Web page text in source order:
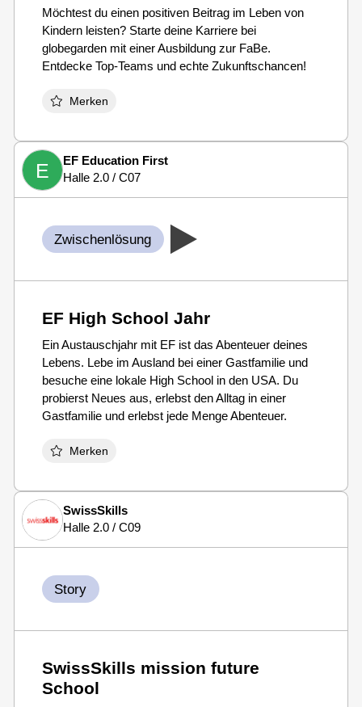
Möchtest du einen positiven Beitrag im Leben von
Kindern leisten? Starte deine Karriere bei
globegarden mit einer Ausbildung zur FaBe.
Entdecke Top-Teams und echte Zukunftschancen!
Merken
E
EF Education First
Halle 2.0 / C07
Zwischenlösung
EF High School Jahr
Ein Austauschjahr mit EF ist das Abenteuer deines
Lebens. Lebe im Ausland bei einer Gastfamilie und
besuche eine lokale High School in den USA. Du
probierst Neues aus, erlebst den Alltag in einer
Gastfamilie und erlebst jede Menge Abenteuer.
Merken
SwissSkills
Halle 2.0 / C09
Story
SwissSkills mission future
School